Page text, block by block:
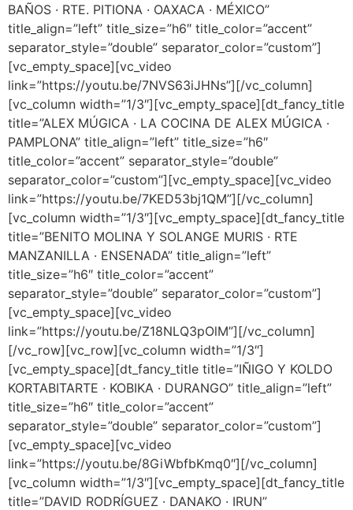
BAÑOS · RTE. PITIONA · OAXACA · MÉXICO”
title_align=”left” title_size=”h6″ title_color=”accent”
separator_style=”double” separator_color=”custom”]
[vc_empty_space][vc_video
link=”https://youtu.be/7NVS63iJHNs”][/vc_column]
[vc_column width=”1/3″][vc_empty_space][dt_fancy_title
title=”ALEX MÚGICA · LA COCINA DE ALEX MÚGICA ·
PAMPLONA” title_align=”left” title_size=”h6″
title_color=”accent” separator_style=”double”
separator_color=”custom”][vc_empty_space][vc_video
link=”https://youtu.be/7KED53bj1QM”][/vc_column]
[vc_column width=”1/3″][vc_empty_space][dt_fancy_title
title=”BENITO MOLINA Y SOLANGE MURIS · RTE
MANZANILLA · ENSENADA” title_align=”left”
title_size=”h6″ title_color=”accent”
separator_style=”double” separator_color=”custom”]
[vc_empty_space][vc_video
link=”https://youtu.be/Z18NLQ3pOlM”][/vc_column]
[/vc_row][vc_row][vc_column width=”1/3″]
[vc_empty_space][dt_fancy_title title=”IÑIGO Y KOLDO
KORTABITARTE · KOBIKA · DURANGO” title_align=”left”
title_size=”h6″ title_color=”accent”
separator_style=”double” separator_color=”custom”]
[vc_empty_space][vc_video
link=”https://youtu.be/8GiWbfbKmq0″][/vc_column]
[vc_column width=”1/3″][vc_empty_space][dt_fancy_title
title=”DAVID RODRÍGUEZ · DANAKO · IRUN”